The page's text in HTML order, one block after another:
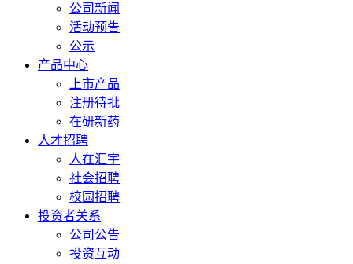
公司新闻
活动预告
公示
产品中心
上市产品
注册待批
在研新药
人才招聘
人在汇宇
社会招聘
校园招聘
投资者关系
公司公告
投资互动